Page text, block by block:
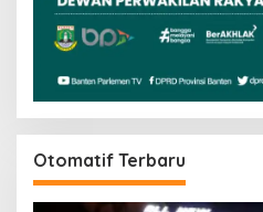
Otomatif Terbaru